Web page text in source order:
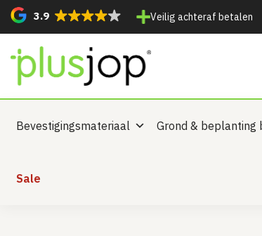
3.9 Veilig achteraf betalen
Bevestigingsmateriaal Grond & beplanting
Sale